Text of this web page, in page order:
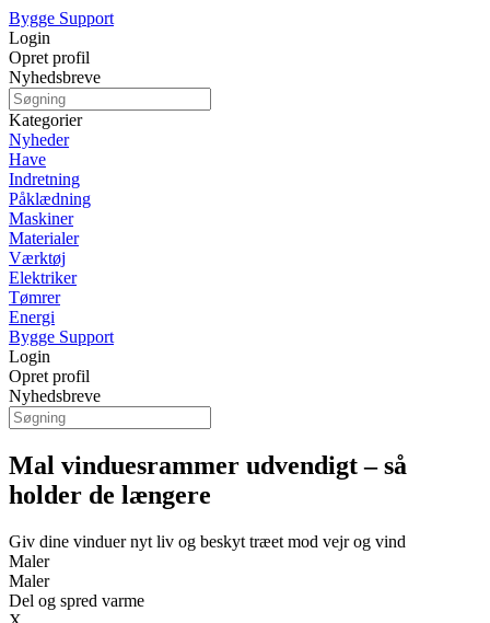
Bygge Support
Login
Opret profil
Nyhedsbreve
Kategorier
Nyheder
Have
Indretning
Påklædning
Maskiner
Materialer
Værktøj
Elektriker
Tømrer
Energi
Bygge Support
Login
Opret profil
Nyhedsbreve
Mal vinduesrammer udvendigt – så
holder de længere
Giv dine vinduer nyt liv og beskyt træet mod vejr og vind
Maler
Maler
Del og spred varme